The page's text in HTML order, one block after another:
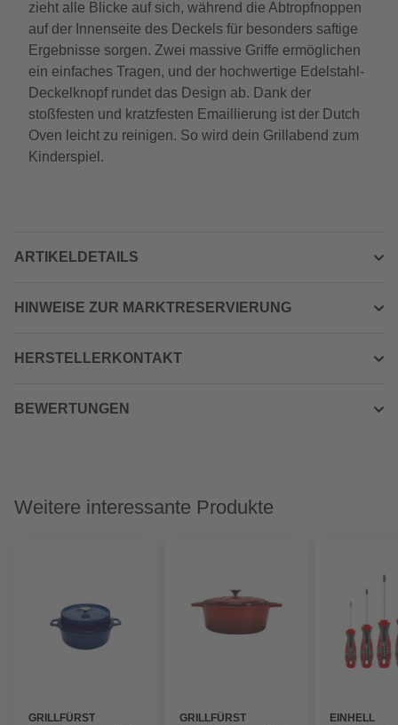
zieht alle Blicke auf sich, während die Abtropfnoppen
auf der Innenseite des Deckels für besonders saftige
Ergebnisse sorgen. Zwei massive Griffe ermöglichen
ein einfaches Tragen, und der hochwertige Edelstahl-
Deckelknopf rundet das Design ab. Dank der
stoßfesten und kratzfesten Emaillierung ist der Dutch
Oven leicht zu reinigen. So wird dein Grillabend zum
Kinderspiel.
ARTIKELDETAILS
HINWEISE ZUR MARKTRESERVIERUNG
HERSTELLERKONTAKT
BEWERTUNGEN
Weitere interessante Produkte
GRILLFÜRST
GRILLFÜRST
EINHELL